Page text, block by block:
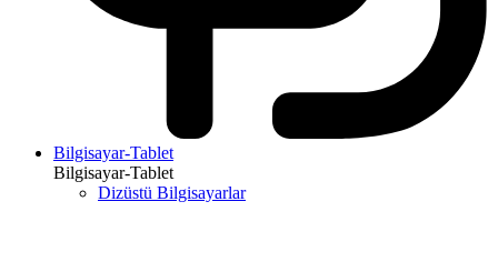
Bilgisayar-Tablet
Bilgisayar-Tablet
Dizüstü Bilgisayarlar